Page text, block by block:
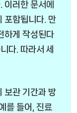
이러한 문서에
포함됩니다. 만
하게 작성된다
다. 따라서 세
보관 기간과 방
를 들어, 진료